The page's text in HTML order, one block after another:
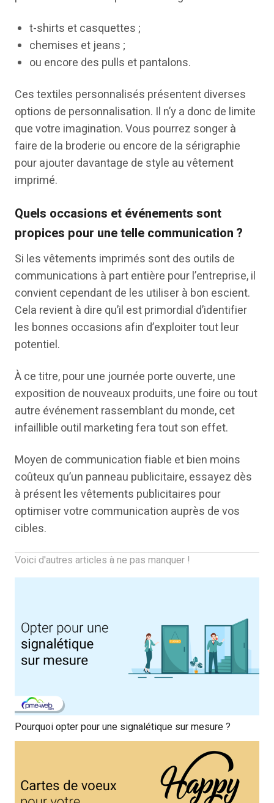
t-shirts et casquettes ;
chemises et jeans ;
ou encore des pulls et pantalons.
Ces textiles personnalisés présentent diverses
options de personnalisation. Il n’y a donc de limite
que votre imagination. Vous pourrez songer à
faire de la broderie ou encore de la sérigraphie
pour ajouter davantage de style au vêtement
imprimé.
Quels occasions et événements sont
propices pour une telle communication ?
Si les vêtements imprimés sont des outils de
communications à part entière pour l’entreprise, il
convient cependant de les utiliser à bon escient.
Cela revient à dire qu’il est primordial d’identifier
les bonnes occasions afin d’exploiter tout leur
potentiel.
À ce titre, pour une journée porte ouverte, une
exposition de nouveaux produits, une foire ou tout
autre événement rassemblant du monde, cet
infaillible outil marketing fera tout son effet.
Moyen de communication fiable et bien moins
coûteux qu’un panneau publicitaire, essayez dès
à présent les vêtements publicitaires pour
optimiser votre communication auprès de vos
cibles.
Voici d'autres articles à ne pas manquer !
Pourquoi opter pour une signalétique sur mesure ?